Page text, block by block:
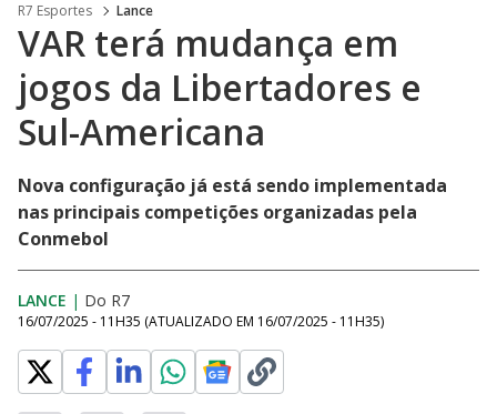
R7 Esportes Lance
VAR terá mudança em
jogos da Libertadores e
Sul-Americana
Nova configuração já está sendo implementada
nas principais competições organizadas pela
Conmebol
LANCE | Do R7
16/07/2025 - 11H35 (ATUALIZADO EM 16/07/2025 - 11H35)